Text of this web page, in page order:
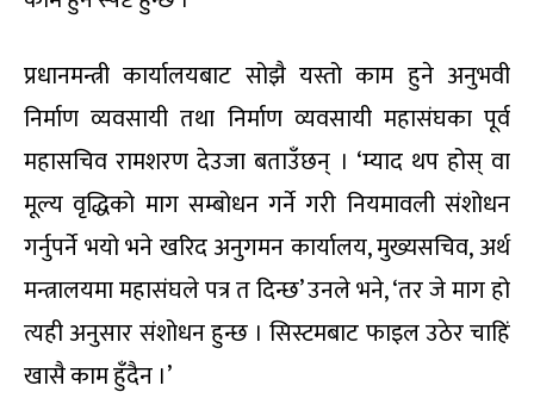
प्रधानमन्त्री कार्यालयबाट सोझै यस्तो काम हुने अनुभवी
निर्माण व्यवसायी तथा निर्माण व्यवसायी महासंघका पूर्व
महासचिव रामशरण देउजा बताउँछन् । ‘म्याद थप होस् वा
मूल्य वृद्धिको माग सम्बोधन गर्ने गरी नियमावली संशोधन
गर्नुपर्ने भयो भने खरिद अनुगमन कार्यालय, मुख्यसचिव, अर्थ
मन्त्रालयमा महासंघले पत्र त दिन्छ’ उनले भने, ‘तर जे माग हो
त्यही अनुसार संशोधन हुन्छ । सिस्टमबाट फाइल उठेर चाहिं
खासै काम हुँदैन ।’